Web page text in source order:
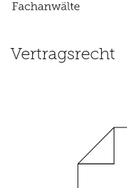
Vertragsrecht